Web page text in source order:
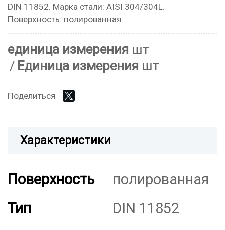
DIN 11852. Марка стали: AISI 304/304L.
Поверхность: полированная
единица измерения шт
Единица измерения шт
Поделиться
Характеристики
Поверхность
полированная
Тип
DIN 11852